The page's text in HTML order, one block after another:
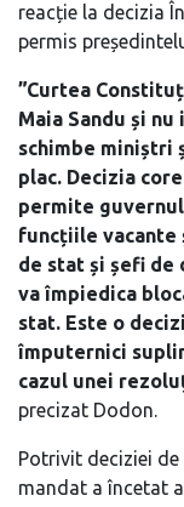
reacție la decizia
permis
”Curtea
Maia Sandu și
schimbe miniștri
plac. Decizia
permite
funcțiile vacante
de stat și șefi de
va împiedica
stat. Este o
împuternici
cazul unei
precizat Dodon.
Potrivit deciziei de
mandat a încetat